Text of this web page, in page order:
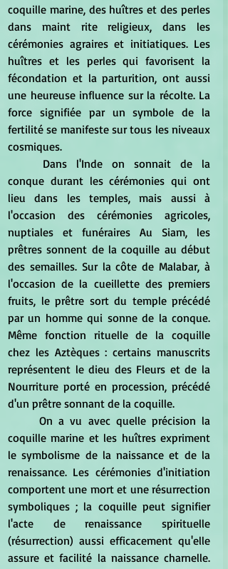
coquille marine, des huîtres et des perles
dans maint rite religieux, dans les
cérémonies agraires et initiatiques. Les
huîtres et les perles qui favorisent la
fécondation et la parturition, ont aussi
une heureuse influence sur la récolte. La
force signifiée par un symbole de la
fertilité se manifeste sur tous les niveaux
cosmiques.
conque durant les cérémonies qui ont
lieu dans les temples, mais aussi à
l'occasion des cérémonies agricoles,
nuptiales et funéraires Au Siam, les
prêtres sonnent de la coquille au début
des semailles. Sur la côte de Malabar, à
l'occasion de la cueillette des premiers
fruits, le prêtre sort du temple précédé
par un homme qui sonne de la conque.
Même fonction rituelle de la coquille
chez les Aztèques : certains manuscrits
représentent le dieu des Fleurs et de la
Nourriture porté en procession, précédé
d'un prêtre sonnant de la coquille.
	On a vu avec quelle précision la
coquille marine et les huîtres expriment
le symbolisme de la naissance et de la
renaissance. Les cérémonies d'initiation
comportent une mort et une résurrection
symboliques ; la coquille peut signifier
l'acte de renaissance spirituelle
(résurrection) aussi efficacement qu'elle
assure et facilité la naissance charnelle.